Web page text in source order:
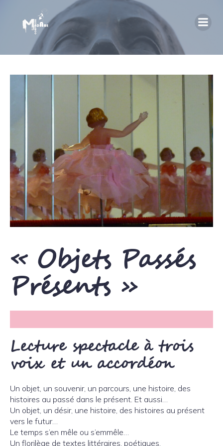
« Objets Passés
Présents »
Lecture spectacle à trois
voix et un accordéon
Un objet, un souvenir, un parcours, une histoire, des
histoires au passé dans le présent. Et aussi…
Un objet, un désir, une histoire, des histoires au présent
vers le futur…
Le temps s’en mêle ou s’emmêle…
Un florilège de textes littéraires, poétiques,